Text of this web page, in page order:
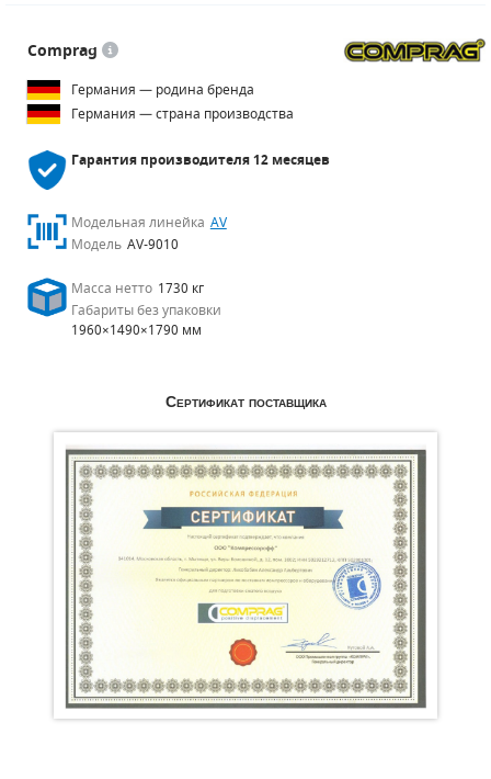
Comprag
Германия — родина бренда
Германия — страна производства
Гарантия производителя12 месяцев
Модельная линейка AV
Модель AV-9010
Масса нетто 1730 кг
Габариты без упаковки
1960×1490×1790 мм
Сертификат поставщика
ШЛАНГИ ДЛЯ МОТОПОМП
ДЛЯ ВАКУУМНЫХ НАСОСОВ